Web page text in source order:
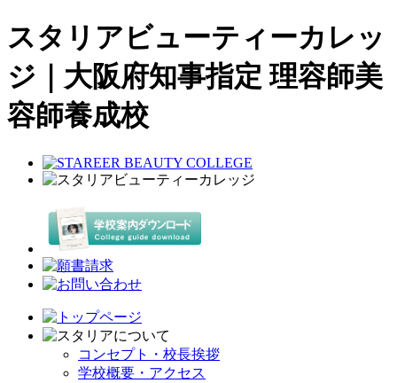
スタリアビューティーカレッ
ジ｜大阪府知事指定 理容師美
容師養成校
コンセプト・校長挨拶
学校概要・アクセス